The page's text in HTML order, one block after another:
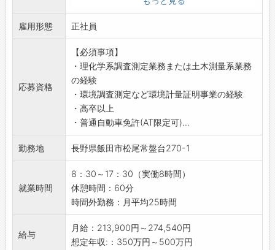
ご本人の状況や保育園などへの送り迎えなど
も考慮して、4つの時間設定を設けて、柔軟な
制度の利用を行っております。
◆2022年12月『職場いきいきアドバンスカン
パニー・ワークライフバランスコース』に認証
されました！
◆工場見学は随時実施◎
お気軽にご連絡ください。
【職場】
・6名体制
・性別問わず活躍しています。
【会社設備】
・無料駐車場完備
・更衣室、個人ロッカー
・休憩室、レンジ
■調査測定
・環境に関する検体採取、測定、性能試験
（大気、水質、土壌、臭気、騒音振動、ダイオ
キシン、アスベスト、ごみ質、作業環境等）
・顧客との日程調整などの連絡業務
・各種報告書の作成業務
・分析の補助業務（事務）など
※主な業務は、屋外での検体採取業務および調
査測定業務です。
※社用車での移動があります。
※変更の範囲：会社の定める業務
・環境調査（大気、騒音振動、ダイオキシン、
アスベスト等）
・環境分析（水質、土壌、低質、排水、農薬、
ごみ質、放射能等）
・衛生検査（検便、検尿、食品細菌検査、ＰＣ
雇用形態 正社員
応募資格
【必須事項】
・理化学系調査測定業務または土木測量系業務
の経験
・環境調査測定など環境計量証明事業の経験
・高卒以上
・普通自動車免許(AT限定可)...
勤務地 長野県飯田市松尾常盤台270-1
就業時間
8：30～17：30（実働8時間）
休憩時間：60分
時間外勤務：月平均25時間
給与
月給：213,900円～274,540円
想定年収:：350万円～500万円